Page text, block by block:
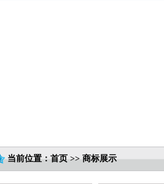
当前位置：首页 >> 商标展示